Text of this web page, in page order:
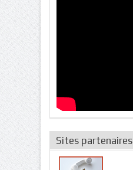
Sites partenaires